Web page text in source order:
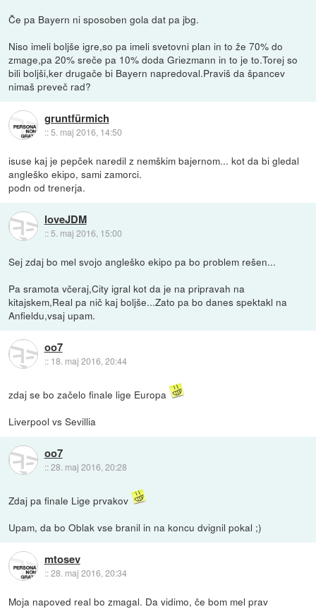
Če pa Bayern ni sposoben gola dat pa jbg.
Niso imeli boljše igre,so pa imeli svetovni plan in to že 70% do
zmage,pa 20% sreče pa 10% doda Griezmann in to je to.Torej so
bili boljši,ker drugače bi Bayern napredoval.Praviš da špancev
nimaš preveč rad?
gruntfürmich
::5. maj 2016, 14:50
isuse kaj je pepček naredil z nemškim bajernom... kot da bi gledal
angleško ekipo, sami zamorci.
podn od trenerja.
loveJDM
:: 5. maj 2016, 15:00
Sej zdaj bo mel svojo angleško ekipo pa bo problem rešen...
Pa sramota včeraj,City igral kot da je na pripravah na
kitajskem,Real pa nič kaj boljše...Zato pa bo danes spektakl na
Anfieldu,vsaj upam.
oo7
:: 18. maj 2016, 20:44
zdaj se bo začelo finale lige Europa
Liverpool vs Sevillia
oo7
::28. maj 2016, 20:28
Zdaj pa finale Lige prvakov
Upam, da bo Oblak vse branil in na koncu dvignil pokal ;)
mtosev
::28. maj 2016, 20:34
Moja napoved real bo zmagal. Da vidimo, če bom mel prav